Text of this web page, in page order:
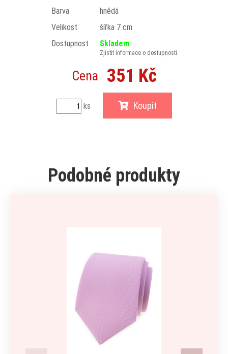
Barva
hnědá
Velikost
šířka 7 cm
Dostupnost
Skladem
Zjistit informace o dostupnosti
Cena 351 Kč
ks Koupit
Podobné produkty